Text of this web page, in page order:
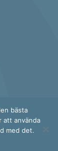
on
bästa
att använda
med det.